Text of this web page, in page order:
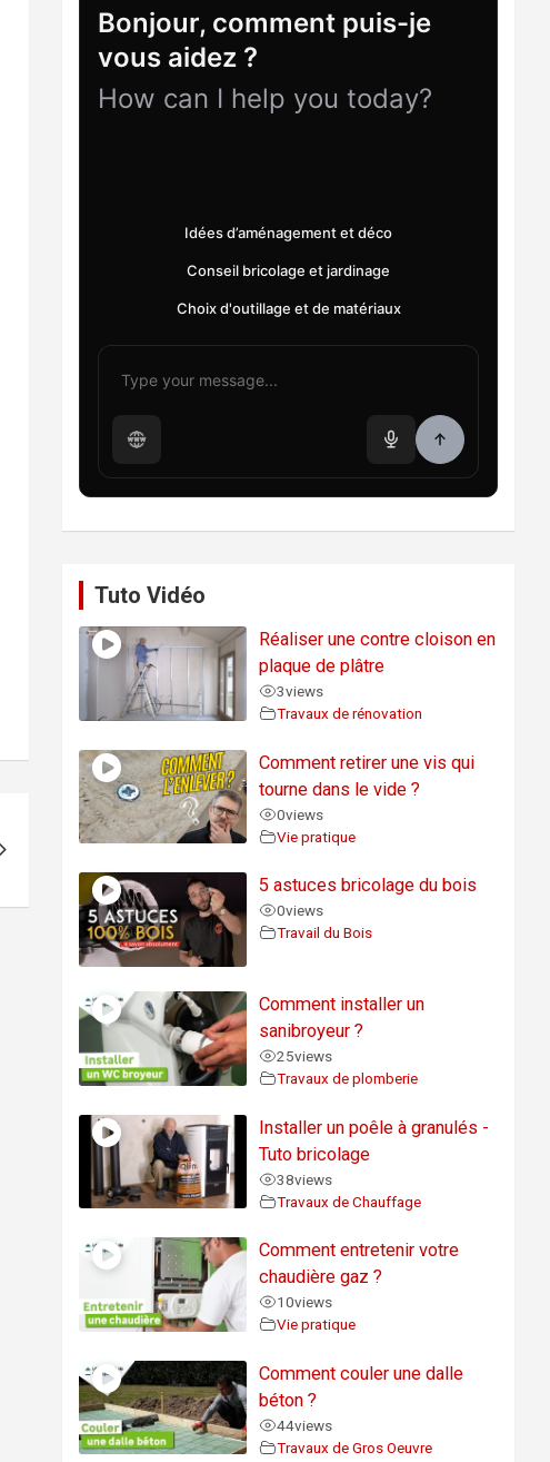
Bonjour, comment puis-je
vous aidez ?
How can I help you today?
Idées d’aménagement et déco
Conseil bricolage et jardinage
Choix d'outillage et de matériaux
Tuto Vidéo
Réaliser une contre cloison en
plaque de plâtre
3views
Travaux de rénovation
Comment retirer une vis qui
tourne dans le vide ?
0views
Vie pratique
5 astuces bricolage du bois
0views
Travail du Bois
Comment installer un
sanibroyeur ?
25views
Travaux de plomberie
Installer un poêle à granulés -
Tuto bricolage
38views
Travaux de Chauffage
Comment entretenir votre
chaudière gaz ?
10views
Vie pratique
Comment couler une dalle
béton ?
44views
Travaux de Gros Oeuvre